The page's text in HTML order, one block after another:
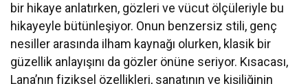
bir hikaye anlatırken, gözleri ve vücut ölçüleriyle bu
hikayeyle bütünleşiyor. Onun benzersiz stili, genç
nesiller arasında ilham kaynağı olurken, klasik bir
güzellik anlayışını da gözler önüne seriyor. Kısacası,
Lana’nın fiziksel özellikleri, sanatının ve kişiliğinin